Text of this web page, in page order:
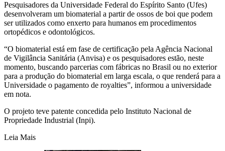
Pesquisadores da Universidade Federal do Espírito Santo (Ufes)
desenvolveram um biomaterial a partir de ossos de boi que podem
ser utilizados como enxerto para humanos em procedimentos
ortopédicos e odontológicos.
“O biomaterial está em fase de certificação pela Agência Nacional
de Vigilância Sanitária (Anvisa) e os pesquisadores estão, neste
momento, buscando parcerias com fábricas no Brasil ou no exterior
para a produção do biomaterial em larga escala, o que renderá para a
Universidade o pagamento de royalties”, informou a universidade
em nota.
O projeto teve patente concedida pelo Instituto Nacional de
Propriedade Industrial (Inpi).
Leia Mais